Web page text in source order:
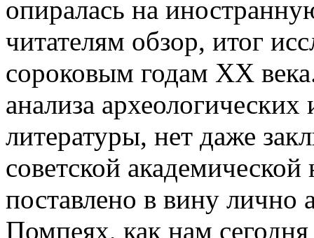
опиралась на
читателям обзор, итог
сороковым годам ХХ
анализа
литературы, нет даже
советской
поставлено в вину лично
Помпеях, как нам сегодня